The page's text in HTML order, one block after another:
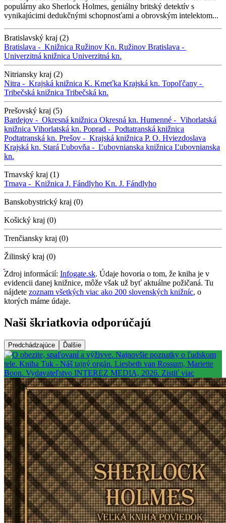
populárny ako Sherlock Holmes, geniálny britský detektív s
vynikajúcimi dedukčnými schopnosťami a obrovským intelektom...
Bratislavský kraj (2)
Bratislava - Knižnica Ružinov Kn. Ružinov Bratislava -
Univerzitná knižnica Univerzitná kn.
Nitriansky kraj (2)
Nitra - Krajská knižnica K. Kmeťka Krajská kn. Topoľčany -
Tribečská knižnica Tribečská kn.
Prešovský kraj (5)
Bardejov - Okresná knižnica Okresná kn. Humenné - Vihorlatská
knižnica Vihorlatská kn. Poprad - Podtatranská knižnica
Podtatranská kn. Prešov - Krajská knižnica P. O. Hviezdoslava
Krajská kn. Stará Ľubovňa - Ľubovnianska knižnica Ľubovnianska
kn.
Trnavský kraj (1)
Trnava - Knižnica J. Fándlyho Kn. J. Fándlyho
Banskobystrický kraj (0)
Košický kraj (0)
Trenčiansky kraj (0)
Žilinský kraj (0)
Zdroj informácií: Infogate.sk. Údaje hovoria o tom, že kniha je v
evidencii danej knižnice, môže však už byť aktuálne požičaná. Tu
nájdete zoznam všetkých viac ako 200 slovenských knižníc, o
ktorých máme údaje.
Naši škriatkovia odporúčajú
Predchádzajúce Ďalšie